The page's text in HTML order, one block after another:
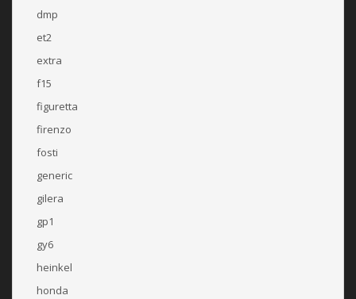
dmp
et2
extra
f15
figuretta
firenzo
fosti
generic
gilera
gp1
gy6
heinkel
honda